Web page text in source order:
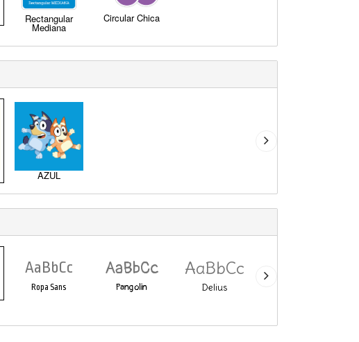
Rectangular
Mediana
Circular Chica
AZUL
AaBbCc
Ropa Sans
AaBbCc
Pangolin
AaBbCc
Delius